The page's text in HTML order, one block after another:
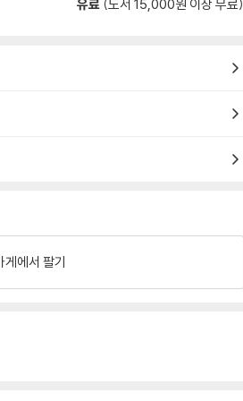
유료 (도서 15,000원 이상 무료)
게에서 팔기